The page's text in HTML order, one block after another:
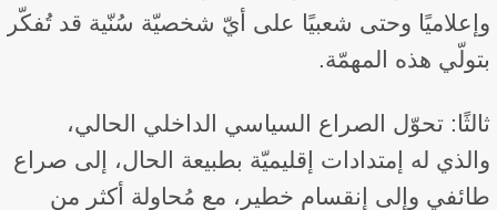
وإعلاميًا وحتى شعبيًا على أيّ شخصيّة سُنّية قد تُفكّر
بتولّي هذه المهمّة.
ثالثًا: تحوّل الصراع السياسي الداخلي الحالي،
والذي له إمتدادات إقليميّة بطبيعة الحال، إلى صراع
طائفي وإلى إنقسام خطير، مع مُحاولة أكثر من